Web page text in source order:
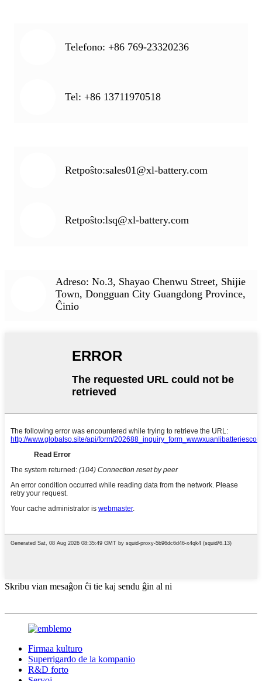
Telefono: +86 769-23320236
Tel: +86 13711970518
Retpoŝto:sales01@xl-battery.com
Retpoŝto:lsq@xl-battery.com
Adreso: No.3, Shayao Chenwu Street, Shijie
Town, Dongguan City Guangdong Province,
Ĉinio
Skribu vian mesaĝon ĉi tie kaj sendu ĝin al ni
Firmaa kulturo
Superrigardo de la kompanio
R&D forto